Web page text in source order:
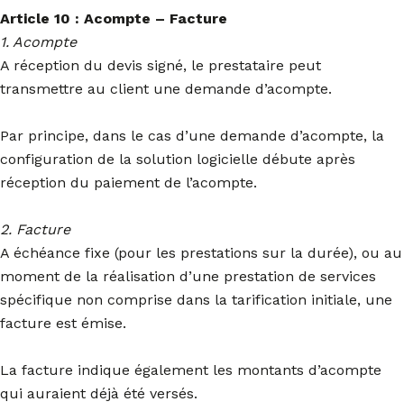
Article 10 : Acompte – Facture
1. Acompte
A réception du devis signé, le prestataire peut
transmettre au client une demande d’acompte.
Par principe, dans le cas d’une demande d’acompte, la
configuration de la solution logicielle débute après
réception du paiement de l’acompte.
2. Facture
A échéance fixe (pour les prestations sur la durée), ou au
moment de la réalisation d’une prestation de services
spécifique non comprise dans la tarification initiale, une
facture est émise.
La facture indique également les montants d’acompte
qui auraient déjà été versés.